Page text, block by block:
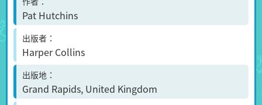
Pat Hutchins
出版者
Harper Collins
出版地
Grand Rapids, United Kingdom